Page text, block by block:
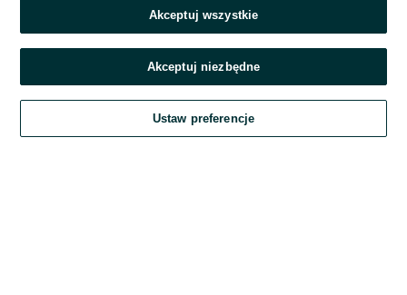
Zaloguj się
Kontynuując za pośrednictwem jednego z dostawców wskazanych powyżej,
OLX.pl w jego aktualnym brzmieniu.
Akceptuj wszystkie
Akceptuj niezbędne
Ustaw preferencje